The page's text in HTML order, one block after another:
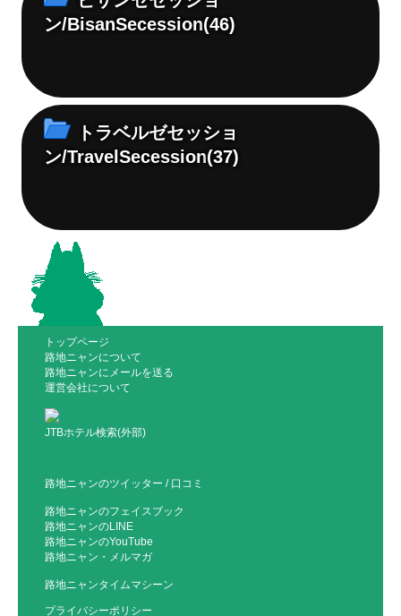
ン/BisanSecession(46)
トラベルゼセッショ
ン/TravelSecession(37)
トップページ
路地ニャンについて
路地ニャンにメールを送る
運営会社について
JTBホテル検索(外部)
路地ニャンのツイッター / 口コミ
路地ニャンのフェイスブック
路地ニャンのLINE
路地ニャンのYouTube
路地ニャン・メルマガ
路地ニャンタイムマシーン
プライバシーポリシー